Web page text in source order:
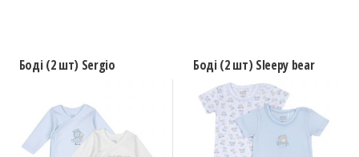
Боді (2 шт) Sergio Боді (2 шт) Sleepy bear